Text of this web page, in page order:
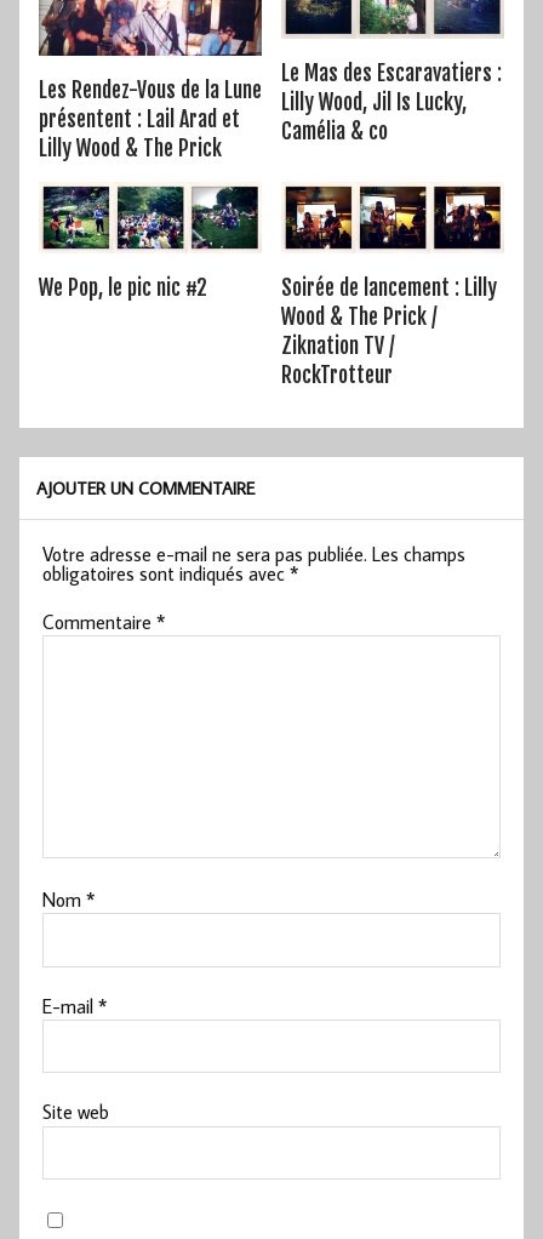
Les Rendez-Vous de la Lune
présentent : Lail Arad et
Lilly Wood & The Prick
Le Mas des Escaravatiers :
Lilly Wood, Jil Is Lucky,
Camélia & co
We Pop, le pic nic #2
Soirée de lancement : Lilly
Wood & The Prick /
Ziknation TV /
RockTrotteur
AJOUTER UN COMMENTAIRE
Votre adresse e-mail ne sera pas publiée. Les champs
obligatoires sont indiqués avec*
Commentaire*
Nom*
E-mail*
Site web